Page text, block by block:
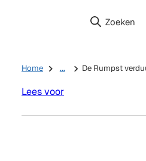
Zoeken
Home ... De Rumpst
Lees voor